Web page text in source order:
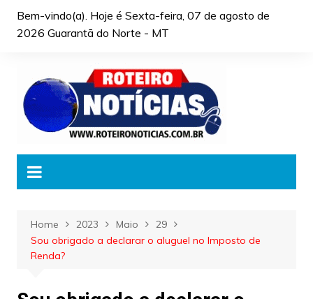
Bem-vindo(a). Hoje é Sexta-feira, 07 de agosto de
2026 Guarantã do Norte - MT
Home 2023 Maio
29
Sou obrigado a declarar o aluguel no Imposto de
Renda?